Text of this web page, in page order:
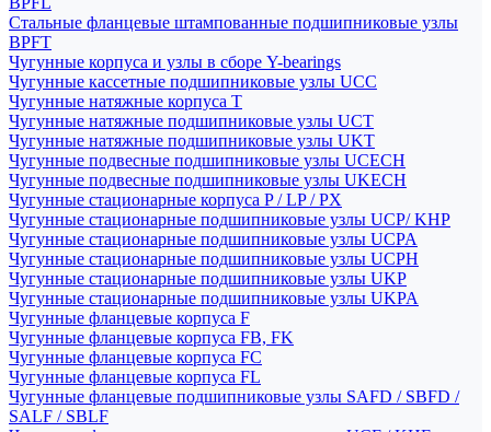
Стальные фланцевые штампованные подшипниковые узлы
BPFT
Чугунные корпуса и узлы в сборе Y-bearings
Чугунные кассетные подшипниковые узлы UCC
Чугунные натяжные корпуса T
Чугунные натяжные подшипниковые узлы UCT
Чугунные натяжные подшипниковые узлы UKT
Чугунные подвесные подшипниковые узлы UCECH
Чугунные подвесные подшипниковые узлы UKECH
Чугунные стационарные корпуса P / LP / PX
Чугунные стационарные подшипниковые узлы UCP/ KHP
Чугунные стационарные подшипниковые узлы UCPA
Чугунные стационарные подшипниковые узлы UCPH
Чугунные стационарные подшипниковые узлы UKP
Чугунные стационарные подшипниковые узлы UKPA
Чугунные фланцевые корпуса F
Чугунные фланцевые корпуса FB, FK
Чугунные фланцевые корпуса FC
Чугунные фланцевые корпуса FL
Чугунные фланцевые подшипниковые узлы SAFD / SBFD /
SALF / SBLF